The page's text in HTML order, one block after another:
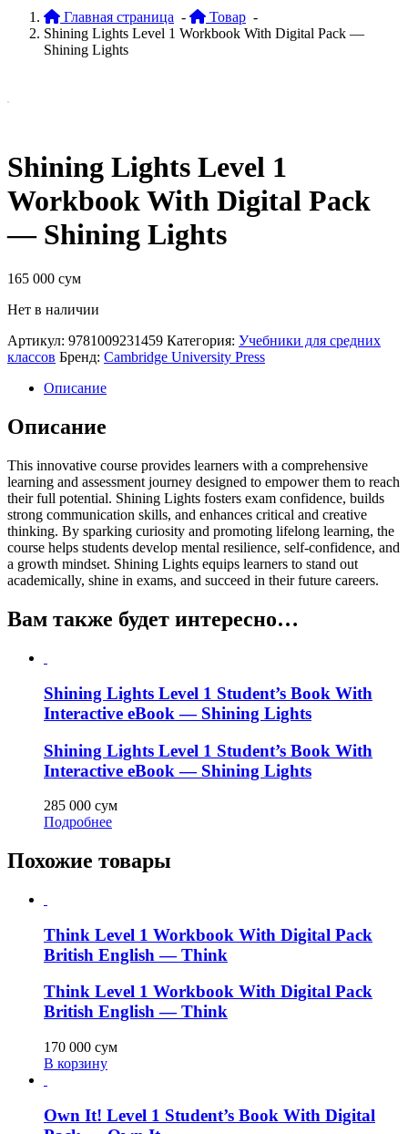
Главная страница - Товар -
Shining Lights Level 1 Workbook With Digital Pack —
Shining Lights
Shining Lights Level 1
Workbook With Digital Pack
— Shining Lights
165 000 сум
Нет в наличии
Артикул: 9781009231459 Категория: Учебники для средних
классов Бренд: Cambridge University Press
Описание
Описание
This innovative course provides learners with a comprehensive
learning and assessment journey designed to empower them to reach
their full potential. Shining Lights fosters exam confidence, builds
strong communication skills, and enhances critical and creative
thinking. By sparking curiosity and promoting lifelong learning, the
course helps students develop mental resilience, self-confidence, and
a growth mindset. Shining Lights equips learners to stand out
academically, shine in exams, and succeed in their future careers.
Вам также будет интересно…
Shining Lights Level 1 Student’s Book With
Interactive eBook — Shining Lights
Shining Lights Level 1 Student’s Book With
Interactive eBook — Shining Lights
285 000 сум
Подробнее
Похожие товары
Think Level 1 Workbook With Digital Pack
British English — Think
Think Level 1 Workbook With Digital Pack
British English — Think
170 000 сум
В корзину
Own It! Level 1 Student’s Book With Digital